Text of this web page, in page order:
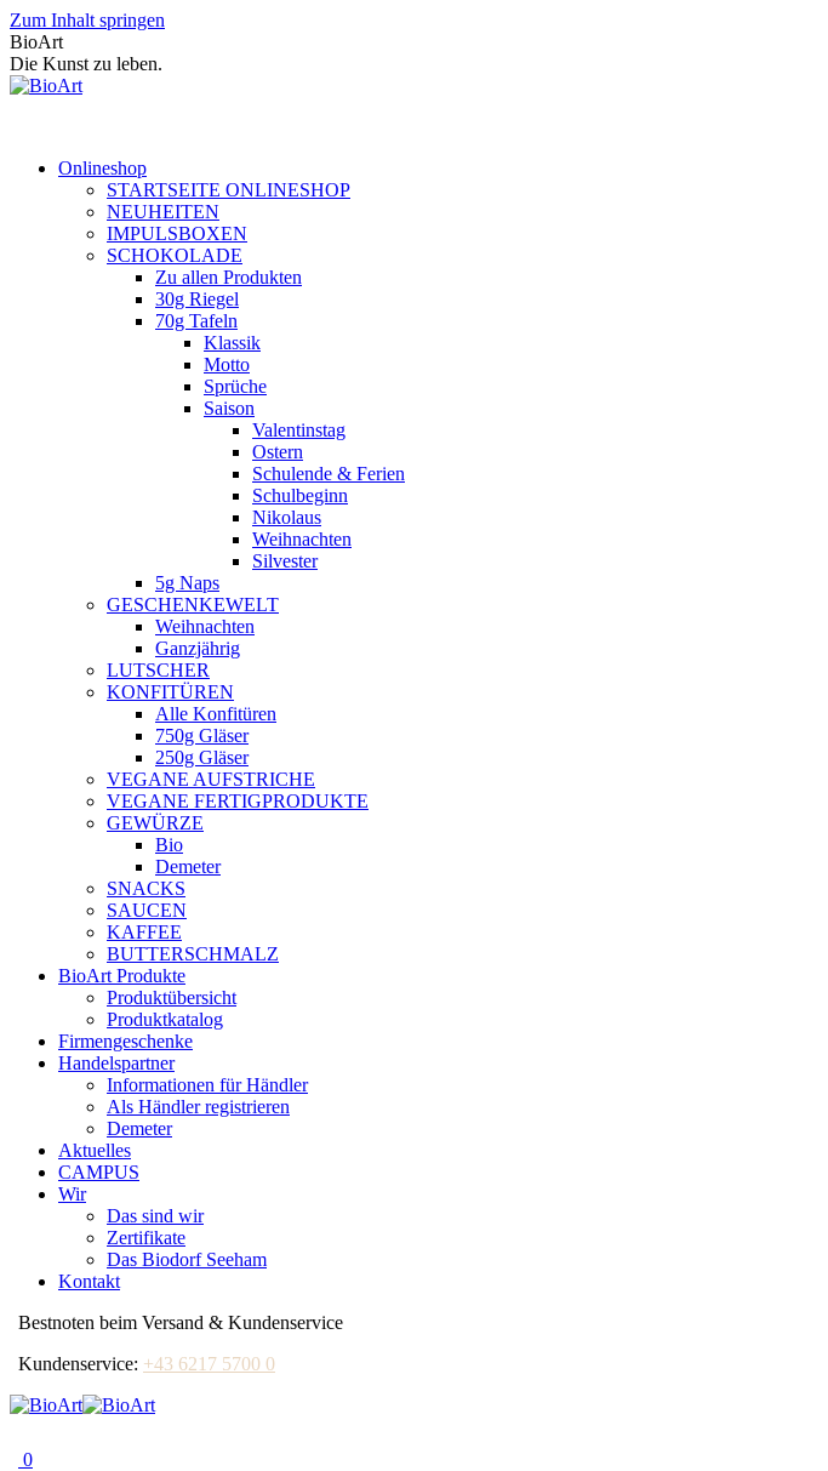
Zum Inhalt springen
BioArt
Die Kunst zu leben.
Onlineshop
STARTSEITE ONLINESHOP
NEUHEITEN
IMPULSBOXEN
SCHOKOLADE
Zu allen Produkten
30g Riegel
70g Tafeln
Klassik
Motto
Sprüche
Saison
Valentinstag
Ostern
Schulende & Ferien
Schulbeginn
Nikolaus
Weihnachten
Silvester
5g Naps
GESCHENKEWELT
Weihnachten
Ganzjährig
LUTSCHER
KONFITÜREN
Alle Konfitüren
750g Gläser
250g Gläser
VEGANE AUFSTRICHE
VEGANE FERTIGPRODUKTE
GEWÜRZE
Bio
Demeter
SNACKS
SAUCEN
KAFFEE
BUTTERSCHMALZ
BioArt Produkte
Produktübersicht
Produktkatalog
Firmengeschenke
Handelspartner
Informationen für Händler
Als Händler registrieren
Demeter
Aktuelles
CAMPUS
Wir
Das sind wir
Zertifikate
Das Biodorf Seeham
Kontakt
Bestnoten beim Versand & Kundenservice
Kundenservice: +43 6217 5700 0
0